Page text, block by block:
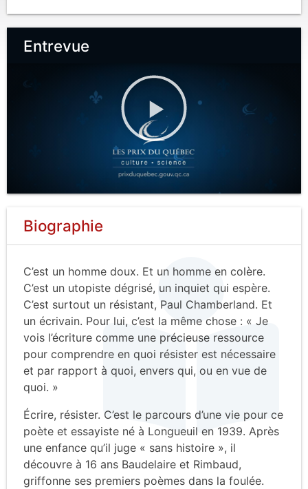
Entrevue
Biographie
C’est un homme doux. Et un homme en colère.
C’est un utopiste dégrisé, un inquiet qui espère.
C’est surtout un résistant, Paul Chamberland. Et
un écrivain. Pour lui, c’est la même chose : « Je
vois l’écriture comme une précieuse ressource
pour comprendre en quoi résister est nécessaire
et par rapport à quoi, envers qui, ou en vue de
quoi. »
Écrire, résister. C’est le parcours d’une vie pour ce
poète et essayiste né à Longueuil en 1939. Après
une enfance qu’il juge « sans histoire », il
découvre à 16 ans Baudelaire et Rimbaud,
griffonne ses premiers poèmes dans la foulée.